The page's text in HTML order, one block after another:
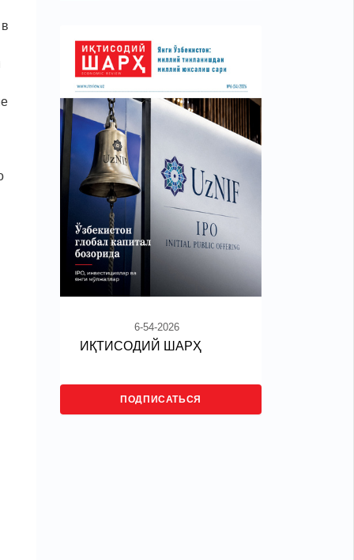
6-54-2026
ИҚТИСОДИЙ ШАРҲ
ПОДПИСАТЬСЯ